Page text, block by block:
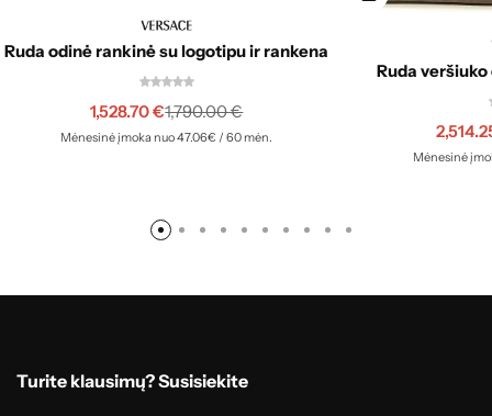
Ruda odinė rankinė su logotipu ir rankena
1,790.00€
1,528.70€
Mėnesinė įmoka nuo 47.06€ / 60 mėn.
Ruda
Mėnesinė
Turite klausimų? Susisiekite